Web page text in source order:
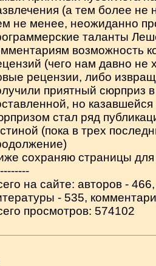
(а тем более не
не менее, неожиданно
таланты
возможность
(чего нам давно не
рецензии, либо
приятный сюрприз
но
стал ряд
(пока в трех
сохраняю страницы для
на сайте: авторов -
- 535,
просмотров: 574102